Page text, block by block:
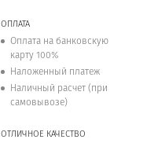
ОПЛАТА
Оплата на банковскую
карту 100%
Наложенный платеж
Наличный расчет (при
самовывозе)
ОТЛИЧНОЕ КАЧЕСТВО